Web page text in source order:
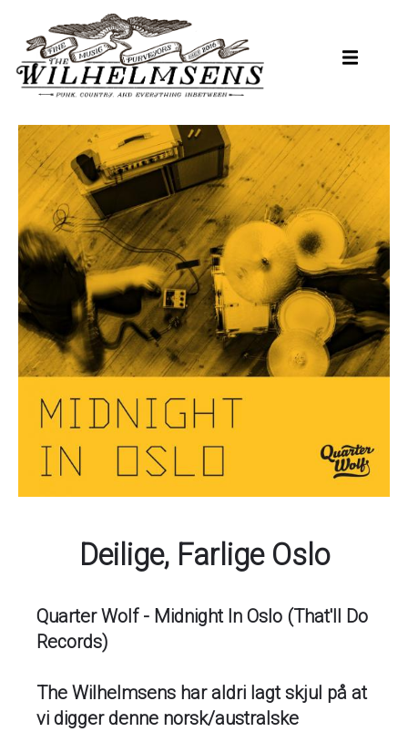
hovedinnhold
Deilige, Farlige Oslo
Quarter Wolf - Midnight In Oslo (That'll Do
Records)
The Wilhelmsens har aldri lagt skjul på at
vi digger denne norsk/australske